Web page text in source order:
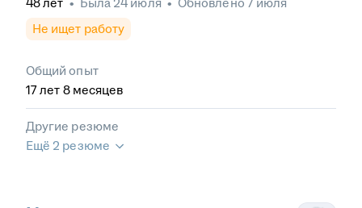
48лет • Была 24 июля • Обновлено 7 июля
Не ищет работу
Общий опыт
17лет 8 месяцев
Другие резюме
Ещё 2 резюме